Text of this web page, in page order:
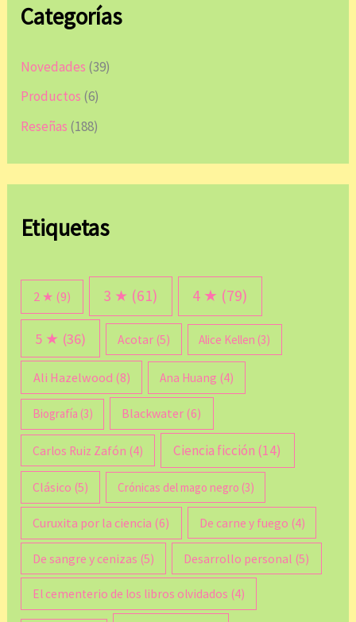
Categorías
Novedades (39)
Productos (6)
Reseñas (188)
Etiquetas
2 ★ (9) 3 ★ (61) 4 ★ (79)
5 ★ (36) Acotar(5) Alice Kellen (3)
Ali Hazelwood (8) Ana Huang (4)
Biografía (3) Blackwater (6)
Carlos Ruiz Zafón (4) Ciencia ficción (14)
Clásico (5) Crónicas del mago negro (3)
Curuxita por la ciencia (6) De carne y fuego (4)
De sangre y cenizas (5) Desarrollo personal (5)
El cementerio de los libros olvidados (4)